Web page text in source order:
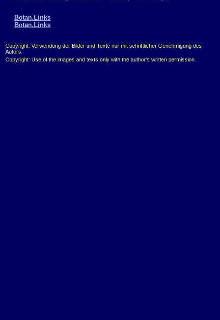
Botan.Links
Botan.Links
Copyright: Verwendung der Bilder und Texte nur mit schriftlicher Genehmigung des
Autors.
Copyright: Use of the images and texts only with the author's written permission.